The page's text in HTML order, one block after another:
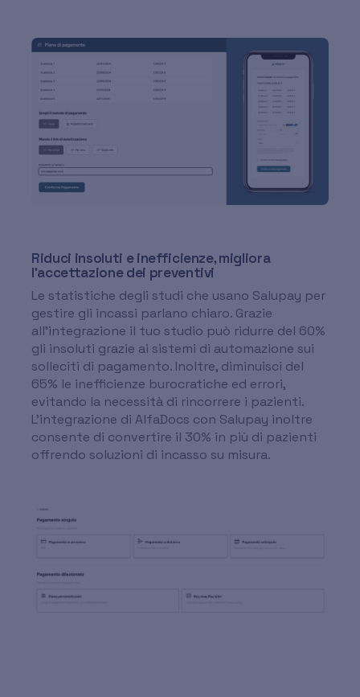
Riduci insoluti e inefficienze, migliora
l'accettazione dei preventivi
Le statistiche degli studi che usano Salupay per
gestire gli incassi parlano chiaro. Grazie
all'integrazione il tuo studio può ridurre del 60%
gli insoluti grazie ai sistemi di automazione sui
solleciti di pagamento. Inoltre, diminuisci del
65% le inefficienze burocratiche ed errori,
evitando la necessità di rincorrere i pazienti.
L'integrazione di AlfaDocs con Salupay inoltre
consente di convertire il 30% in più di pazienti
offrendo soluzioni di incasso su misura.